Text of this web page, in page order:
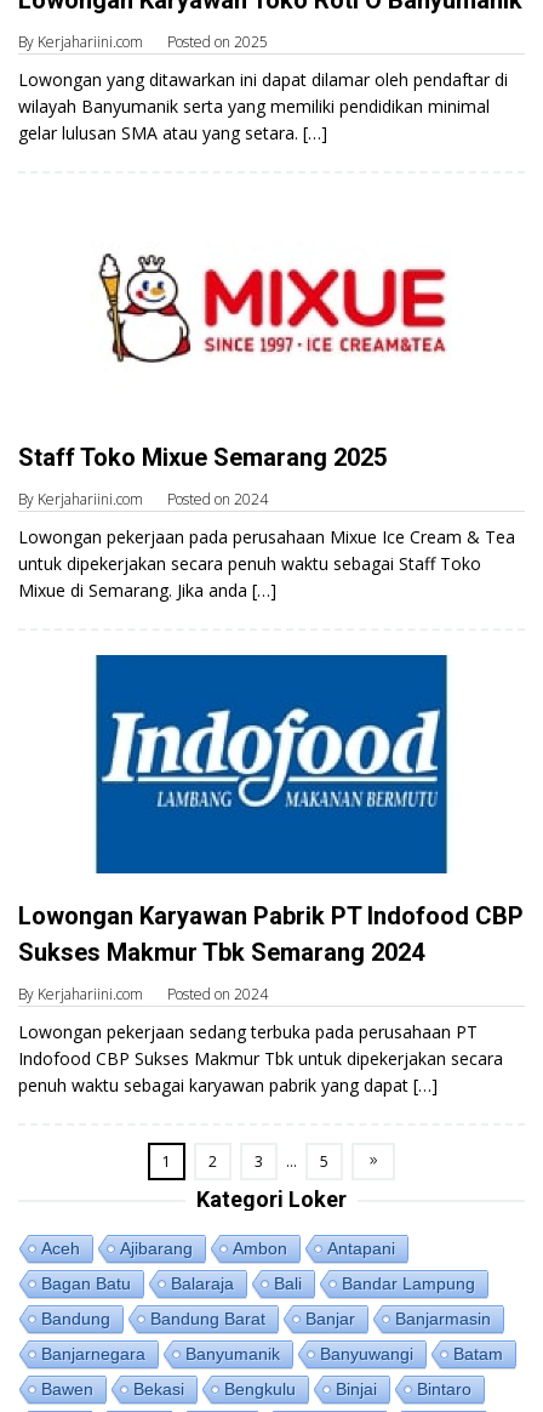
By Kerjahariini.com Posted on 2025
Lowongan yang ditawarkan ini dapat dilamar oleh pendaftar di
wilayah Banyumanik serta yang memiliki pendidikan minimal
gelar lulusan SMA atau yang setara. […]
Staff Toko Mixue Semarang 2025
By Kerjahariini.com Posted on 2024
Lowongan pekerjaan pada perusahaan Mixue Ice Cream & Tea
untuk dipekerjakan secara penuh waktu sebagai Staff Toko
Mixue di Semarang. Jika anda […]
Lowongan Karyawan Pabrik PT Indofood CBP
Sukses Makmur Tbk Semarang 2024
By Kerjahariini.com Posted on 2024
Lowongan pekerjaan sedang terbuka pada perusahaan PT
Indofood CBP Sukses Makmur Tbk untuk dipekerjakan secara
penuh waktu sebagai karyawan pabrik yang dapat […]
1 2 3 … 5
Kategori Loker
Aceh Ajibarang Ambon
Antapani
Bagan Batu
Balaraja Bali
Bandar Lampung
Bandung
Bandung Barat Banjar
Banjarmasin
Banjarnegara
Banyumanik Banyuwangi
Batam
Bawen
Bekasi Bengkulu Binjai
Bintaro